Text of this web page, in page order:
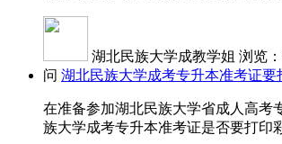
湖北民族大学成教学姐 浏览：
问 湖北民族大学成考专升本准考证
在准备参加湖北民族大学省成人高考
族大学成考专升本准考证是否要打印